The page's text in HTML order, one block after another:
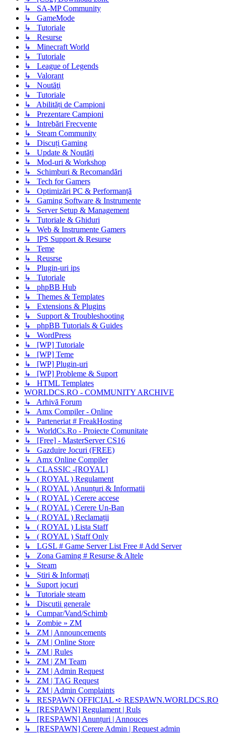
↳ SA-MP Community
↳ GameMode
↳ Tutoriale
↳ Resurse
↳ Minecraft World
↳ Tutoriale
↳ League of Legends
↳ Valorant
↳ Noutăţi
↳ Tutoriale
↳ Abilități de Campioni
↳ Prezentare Campioni
↳ Intrebări Frecvente
↳ Steam Community
↳ Discuți Gaming
↳ Update & Noutăți
↳ Mod-uri & Workshop
↳ Schimburi & Recomandări
↳ Tech for Gamers
↳ Optimizări PC & Performanță
↳ Gaming Software & Instrumente
↳ Server Setup & Management
↳ Tutoriale & Ghiduri
↳ Web & Instrumente Gamers
↳ IPS Support & Resurse
↳ Teme
↳ Reusrse
↳ Plugin-uri ips
↳ Tutoriale
↳ phpBB Hub
↳ Themes & Templates
↳ Extensions & Plugins
↳ Support & Troubleshooting
↳ phpBB Tutorials & Guides
↳ WordPress
↳ [WP] Tutoriale
↳ [WP] Teme
↳ [WP] Plugin-uri
↳ [WP] Probleme & Suport
↳ HTML Templates
WORLDCS.RO - COMMUNITY ARCHIVE
↳ Arhivă Forum
↳ Amx Compiler - Online
↳ Parteneriat # FreakHosting
↳ WorldCs.Ro - Proiecte Comunitate
↳ [Free] - MasterServer CS16
↳ Gazduire Jocuri (FREE)
↳ Amx Online Compiler
↳ CLASSIC -[ROYAL]
↳ ( ROYAL ) Regulament
↳ ( ROYAL ) Anunțuri & Informatii
↳ ( ROYAL ) Cerere accese
↳ ( ROYAL ) Cerere Un-Ban
↳ ( ROYAL ) Reclamații
↳ ( ROYAL ) Lista Staff
↳ ( ROYAL ) Staff Only
↳ LGSL # Game Server List Free # Add Server
↳ Zona Gaming # Resurse & Altele
↳ Steam
↳ Știri & Informați
↳ Suport jocuri
↳ Tutoriale steam
↳ Discutii generale
↳ Cumpar/Vand/Schimb
↳ Zombie » ZM
↳ ZM | Announcements
↳ ZM | Online Store
↳ ZM | Rules
↳ ZM | ZM Team
↳ ZM | Admin Request
↳ ZM | TAG Request
↳ ZM | Admin Complaints
↳ RESPAWN OFFICIAL ➪ RESPAWN.WORLDCS.RO
↳ [RESPAWN] Regulament | Ruls
↳ [RESPAWN] Anunțuri | Annouces
↳ [RESPAWN] Cerere Admin | Request admin